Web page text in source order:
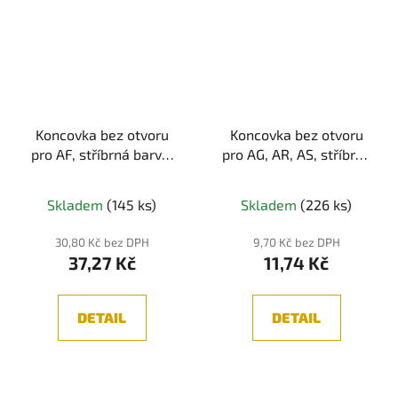
Koncovka bez otvoru
pro AF, stříbrná barva,
Skladem (145 ks)
30,80 Kč bez DPH
37,27 Kč
DETAIL
Koncovka bez otvoru
pro AG, AR, AS, stříbrná
Skladem (226 ks)
9,70 Kč bez DPH
11,74 Kč
DETAIL